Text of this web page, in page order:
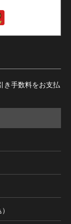
き手数料をお支払